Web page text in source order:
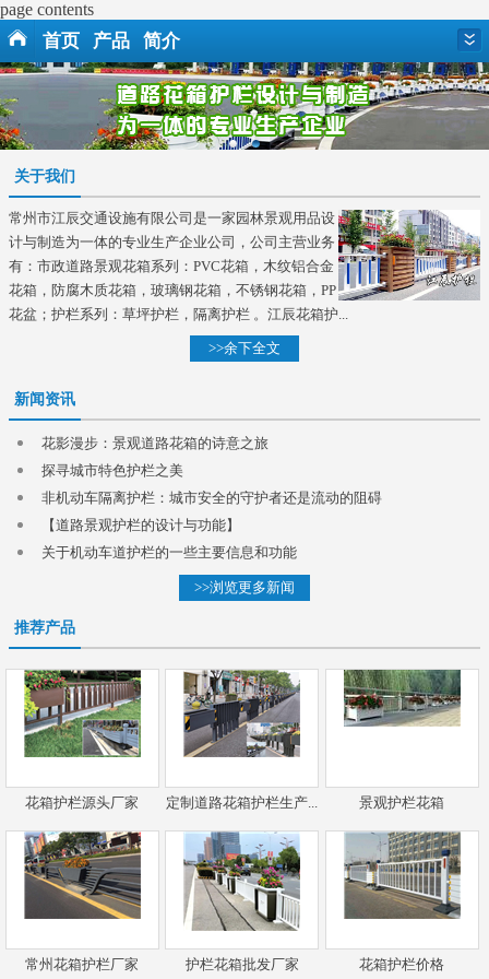
page contents
首页 产品 简介
关于我们
常州市江辰交通设施有限公司是一家园林景观用品设
计与制造为一体的专业生产企业公司，公司主营业务
有：市政道路景观花箱系列：PVC花箱，木纹铝合金
花箱，防腐木质花箱，玻璃钢花箱，不锈钢花箱，PP
花盆；护栏系列：草坪护栏，隔离护栏 。江辰花箱护...
>>余下全文
新闻资讯
花影漫步：景观道路花箱的诗意之旅
探寻城市特色护栏之美
非机动车隔离护栏：城市安全的守护者还是流动的阻碍
【道路景观护栏的设计与功能】
关于机动车道护栏的一些主要信息和功能
>>浏览更多新闻
推荐产品
花箱护栏源头厂家 定制道路花箱护栏生产... 景观护栏花箱
常州花箱护栏厂家 护栏花箱批发厂家 花箱护栏价格